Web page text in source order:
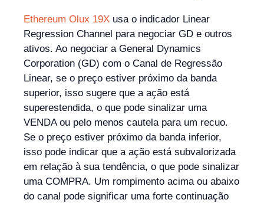
Ethereum Olux 19X usa o indicador Linear
Regression Channel para negociar GD e outros
ativos. Ao negociar a General Dynamics
Corporation (GD) com o Canal de Regressão
Linear, se o preço estiver próximo da banda
superior, isso sugere que a ação está
superestendida, o que pode sinalizar uma
VENDA ou pelo menos cautela para um recuo.
Se o preço estiver próximo da banda inferior,
isso pode indicar que a ação está subvalorizada
em relação à sua tendência, o que pode sinalizar
uma COMPRA. Um rompimento acima ou abaixo
do canal pode significar uma forte continuação